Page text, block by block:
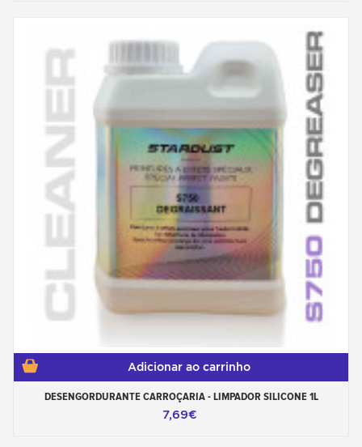
Adicionar ao carrinho
DESENGORDURANTE CARROÇARIA - LIMPADOR SILICONE 1L
7,69€